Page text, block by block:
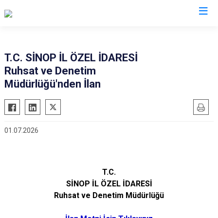
T.C. SİNOP İL ÖZEL İDARESİ
Ruhsat ve Denetim
Müdürlüğü'nden İlan
01.07.2026
T.C.
SİNOP İL ÖZEL İDARESİ
Ruhsat ve Denetim Müdürlüğü